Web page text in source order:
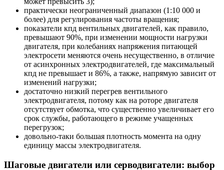
практически неограниченный диапазон (1:10 000 и
более) для регулирования частоты вращения;
показатели кпд вентильных двигателей, как правило,
превышают 90%, при изменении мощности нагрузки
двигателя, при колебаниях напряжения питающей
электросети меняются очень несущественно, в отличие
от асинхронных электродвигателей, где максимальный
кпд не превышает и 86%, а также, напрямую зависит от
изменений нагрузки;
достаточно низкий перегрев вентильного
электродвигателя, потому как на роторе двигателя
отсутствует обмотка, что существенно увеличивает его
срок службы, работающего в режиме учащенных
перегрузок;
довольно-таки большая плотность момента на одну
единицу массы электродвигателя.
Шаговые двигатели или серводвигатели: выбор